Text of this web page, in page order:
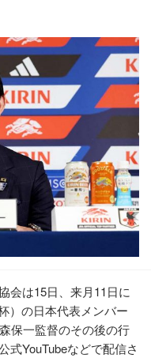
会は15日、来月11日に
）の日本代表メンバー
保一監督のその後の行
式YouTubeなどで配信さ